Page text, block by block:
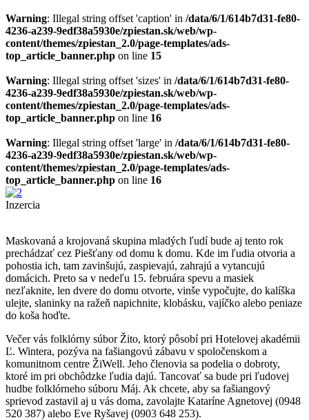
Warning: Illegal string offset 'caption' in /data/6/1/614b7d31-fe80-
4236-a239-9edf38a5930e/zpiestan.sk/web/wp-
content/themes/zpiestan_2.0/page-templates/ads-
top_article_banner.php on line 15
Warning: Illegal string offset 'sizes' in /data/6/1/614b7d31-fe80-
4236-a239-9edf38a5930e/zpiestan.sk/web/wp-
content/themes/zpiestan_2.0/page-templates/ads-
top_article_banner.php on line 16
Warning: Illegal string offset 'large' in /data/6/1/614b7d31-fe80-
4236-a239-9edf38a5930e/zpiestan.sk/web/wp-
content/themes/zpiestan_2.0/page-templates/ads-
top_article_banner.php on line 16
Inzercia
Maskovaná a krojovaná skupina mladých ľudí bude aj tento rok
prechádzať cez Piešťany od domu k domu. Kde im ľudia otvoria a
pohostia ich, tam zavinšujú, zaspievajú, zahrajú a vytancujú
domácich. Preto sa v nedeľu 15. februára spevu a masiek
nezľaknite, len dvere do domu otvorte, vinše vypočujte, do kalíška
ulejte, slaninky na ražeň napichnite, klobásku, vajíčko alebo peniaze
do koša hoďte.
Večer vás folklórny súbor Žito, ktorý pôsobí pri Hotelovej akadémii
Ľ. Wintera, pozýva na fašiangovú zábavu v spoločenskom a
komunitnom centre ŽiWell. Jeho členovia sa podelia o dobroty,
ktoré im pri obchôdzke ľudia dajú. Tancovať sa bude pri ľudovej
hudbe folklórneho súboru Máj. Ak chcete, aby sa fašiangový
sprievod zastavil aj u vás doma, zavolajte Kataríne Agnetovej (0948
520 387) alebo Eve Ryšavej (0903 648 253).